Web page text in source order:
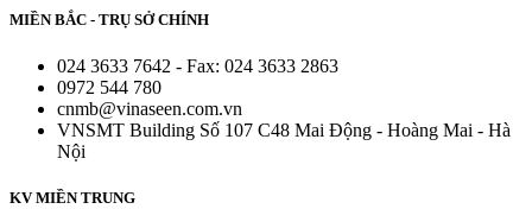
MIỀN BẮC - TRỤ SỞ CHÍNH
024 3633 7642 - Fax: 024 3633 2863
0972 544 780
cnmb@vinaseen.com.vn
VNSMT Building Số 107 C48 Mai Động - Hoàng Mai - Hà
Nội
KV MIỀN TRUNG